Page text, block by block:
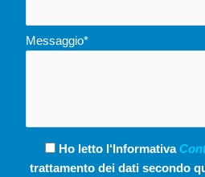
Messaggio*
Ho letto l‘Informativa
trattamento dei dati secondo